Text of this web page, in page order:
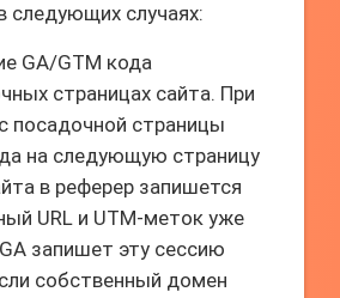
следующих случаях:
GA/GTM кода
страницах сайта. При
посадочной страницы
на следующую страницу
в реферер запишется
URL и UTM-меток уже
запишет эту сессию
собственный домен